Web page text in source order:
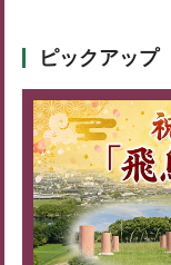
ピックアップ